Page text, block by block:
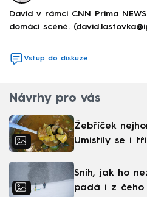
David v rámci CNN Prima
domácí scéně.
Vstup do diskuze
Návrhy pro vás
Žebříček
Umístily se i
Sníh, jak ho
padá i z čeho